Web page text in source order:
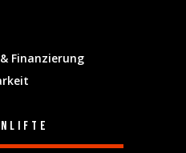
Finanzierung